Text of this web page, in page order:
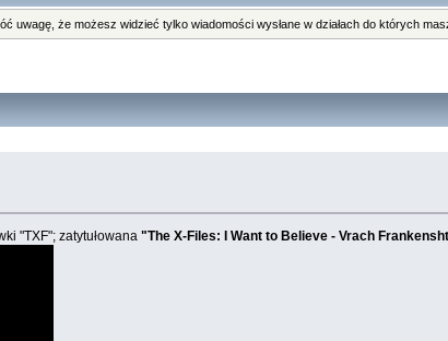
że możesz widzieć tylko wiadomości wysłane w działach do których
"TXF"; zatytułowana "The X-Files: I Want to Believe - Vrach